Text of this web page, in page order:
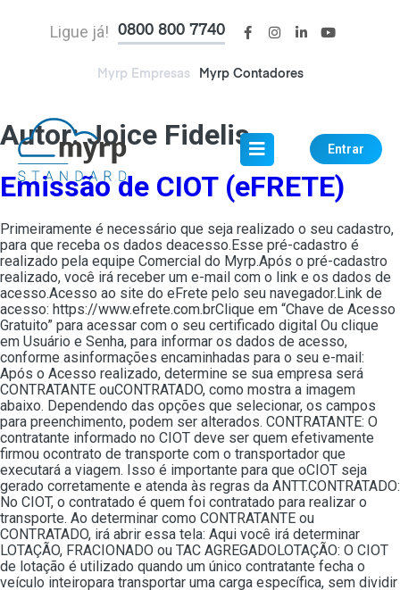
Ligue já! 0800 800 7740
Myrp Empresas Myrp Contadores
Entrar
Autor:Joice Fidelis
Emissão de CIOT (eFRETE)
Primeiramente é necessário que seja realizado o seu cadastro,
para que receba os dados deacesso.Esse pré-cadastro é
realizado pela equipe Comercial do Myrp.Após o pré-cadastro
realizado, você irá receber um e-mail com o link e os dados de
acesso.Acesso ao site do eFrete pelo seu navegador.Link de
acesso: https://www.efrete.com.brClique em “Chave de Acesso
Gratuito” para acessar com o seu certificado digital Ou clique
em Usuário e Senha, para informar os dados de acesso,
conforme asinformações encaminhadas para o seu e-mail:
Após o Acesso realizado, determine se sua empresa será
CONTRATANTE ouCONTRATADO, como mostra a imagem
abaixo. Dependendo das opções que selecionar, os campos
para preenchimento, podem ser alterados. CONTRATANTE: O
contratante informado no CIOT deve ser quem efetivamente
firmou ocontrato de transporte com o transportador que
executará a viagem. Isso é importante para que oCIOT seja
gerado corretamente e atenda às regras da ANTT.CONTRATADO:
No CIOT, o contratado é quem foi contratado para realizar o
transporte. Ao determinar como CONTRATANTE ou
CONTRATADO, irá abrir essa tela: Aqui você irá determinar
LOTAÇÃO, FRACIONADO ou TAC AGREGADOLOTAÇÃO: O CIOT
de lotação é utilizado quando um único contratante fecha o
veículo inteiropara transportar uma carga específica, sem dividir